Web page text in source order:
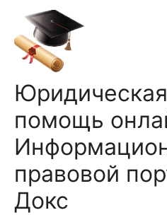
содержимому
Юридическая
помощь
правовой
Докс